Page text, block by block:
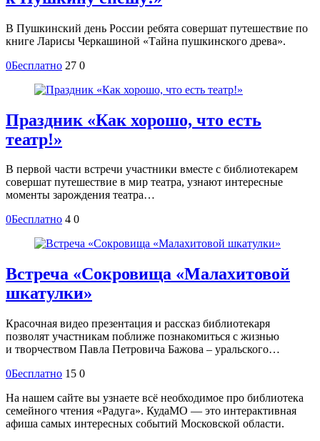
В Пушкинский день России ребята совершат путешествие по
книге Ларисы Черкашиной «Тайна пушкинского древа».
0Бесплатно 27 0
Праздник «Как хорошо, что есть
театр!»
В первой части встречи участники вместе с библиотекарем
совершат путешествие в мир театра, узнают интересные
моменты зарождения театра…
0Бесплатно 4 0
Встреча «Сокровища «Малахитовой
шкатулки»
Красочная видео презентация и рассказ библиотекаря
позволят участникам поближе познакомиться с жизнью
и творчеством Павла Петровича Бажова – уральского…
0Бесплатно 15 0
На нашем сайте вы узнаете всё необходимое про библиотека
семейного чтения «Радуга». КудаМО — это интерактивная
афиша самых интересных событий Московской области.